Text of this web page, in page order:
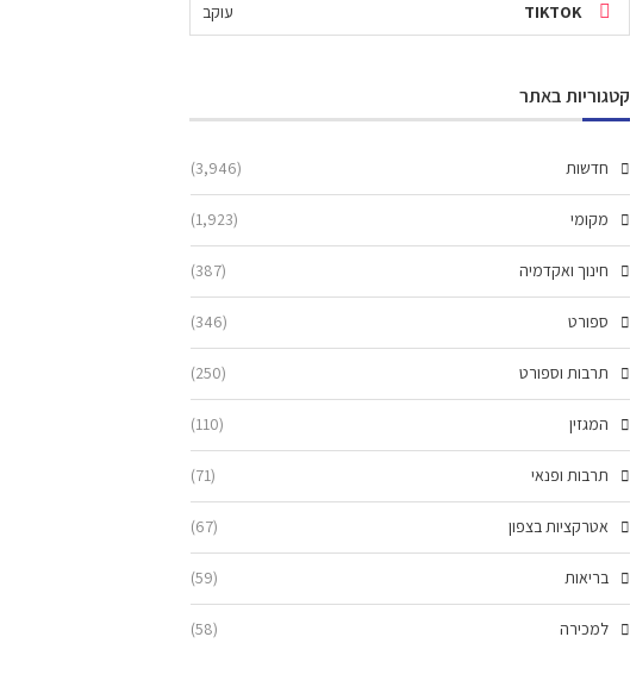
TIKTOK עוקב
קטגוריות באתר
חדשות (3,946)
מקומי (1,923)
חינוך ואקדמיה (387)
ספורט (346)
תרבות וספורט (250)
המגזין (110)
תרבות ופנאי (71)
אטרקציות בצפון (67)
בריאות (59)
למכירה (58)